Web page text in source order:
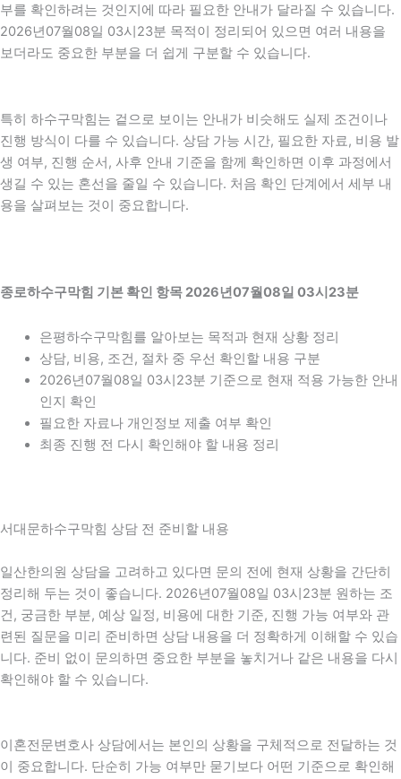
부를 확인하려는 것인지에 따라 필요한 안내가 달라질 수 있습니다.
2026년07월08일 03시23분 목적이 정리되어 있으면 여러 내용을
보더라도 중요한 부분을 더 쉽게 구분할 수 있습니다.
특히 하수구막힘는 겉으로 보이는 안내가 비슷해도 실제 조건이나
진행 방식이 다를 수 있습니다. 상담 가능 시간, 필요한 자료, 비용 발
생 여부, 진행 순서, 사후 안내 기준을 함께 확인하면 이후 과정에서
생길 수 있는 혼선을 줄일 수 있습니다. 처음 확인 단계에서 세부 내
용을 살펴보는 것이 중요합니다.
종로하수구막힘 기본 확인 항목 2026년07월08일 03시23분
은평하수구막힘를 알아보는 목적과 현재 상황 정리
상담, 비용, 조건, 절차 중 우선 확인할 내용 구분
2026년07월08일 03시23분 기준으로 현재 적용 가능한 안내
인지 확인
필요한 자료나 개인정보 제출 여부 확인
최종 진행 전 다시 확인해야 할 내용 정리
서대문하수구막힘 상담 전 준비할 내용
일산한의원 상담을 고려하고 있다면 문의 전에 현재 상황을 간단히
정리해 두는 것이 좋습니다. 2026년07월08일 03시23분 원하는 조
건, 궁금한 부분, 예상 일정, 비용에 대한 기준, 진행 가능 여부와 관
련된 질문을 미리 준비하면 상담 내용을 더 정확하게 이해할 수 있습
니다. 준비 없이 문의하면 중요한 부분을 놓치거나 같은 내용을 다시
확인해야 할 수 있습니다.
이혼전문변호사 상담에서는 본인의 상황을 구체적으로 전달하는 것
이 중요합니다. 단순히 가능 여부만 묻기보다 어떤 기준으로 확인해